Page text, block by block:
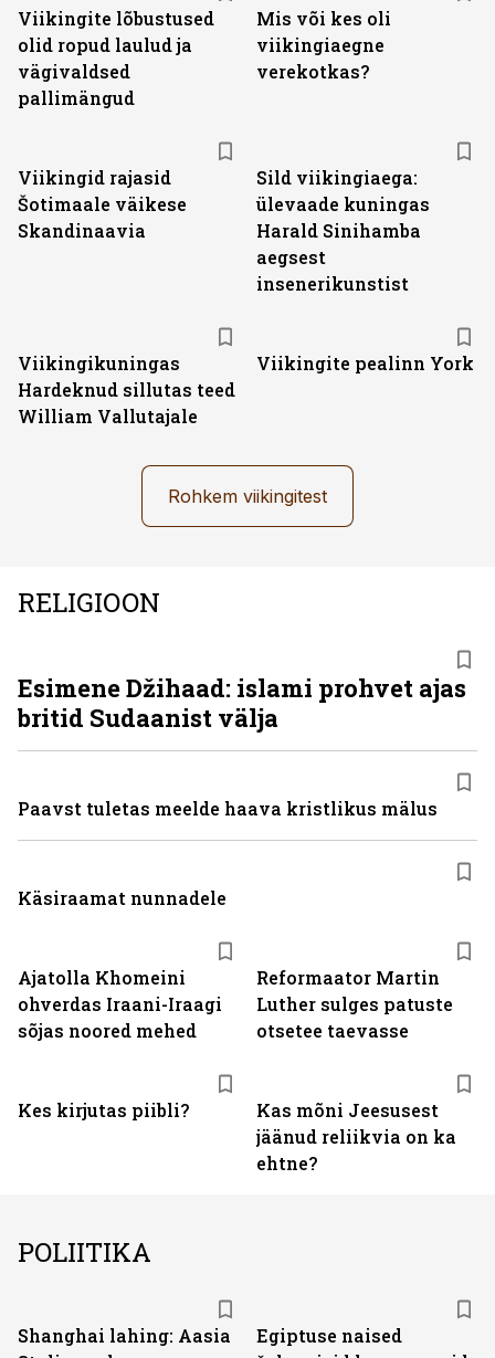
Viikingite lõbustused
olid ropud laulud ja
vägivaldsed
pallimängud
Mis või kes oli
viikingiaegne
verekotkas?
Viikingid rajasid
Šotimaale väikese
Skandinaavia
Sild viikingiaega:
ülevaade kuningas
Harald Sinihamba
aegsest
insenerikunstist
Viikingikuningas
Hardeknud sillutas teed
William Vallutajale
Viikingite pealinn York
Rohkem viikingitest
RELIGIOON
Ajatolla Khomeini
ohverdas Iraani-Iraagi
sõjas noored mehed
Reformaator Martin
Luther sulges patuste
otsetee taevasse
Kes kirjutas piibli?
Kas mõni Jeesusest
jäänud reliikvia on ka
ehtne?
Esimene Džihaad: islami prohvet ajas
britid Sudaanist välja
Paavst tuletas meelde haava kristlikus mälus
Käsiraamat nunnadele
POLIITIKA
Shanghai lahing: Aasia
Egiptuse naised